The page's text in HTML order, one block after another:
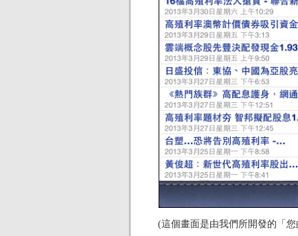
(這個畫面是由我們所開發的「